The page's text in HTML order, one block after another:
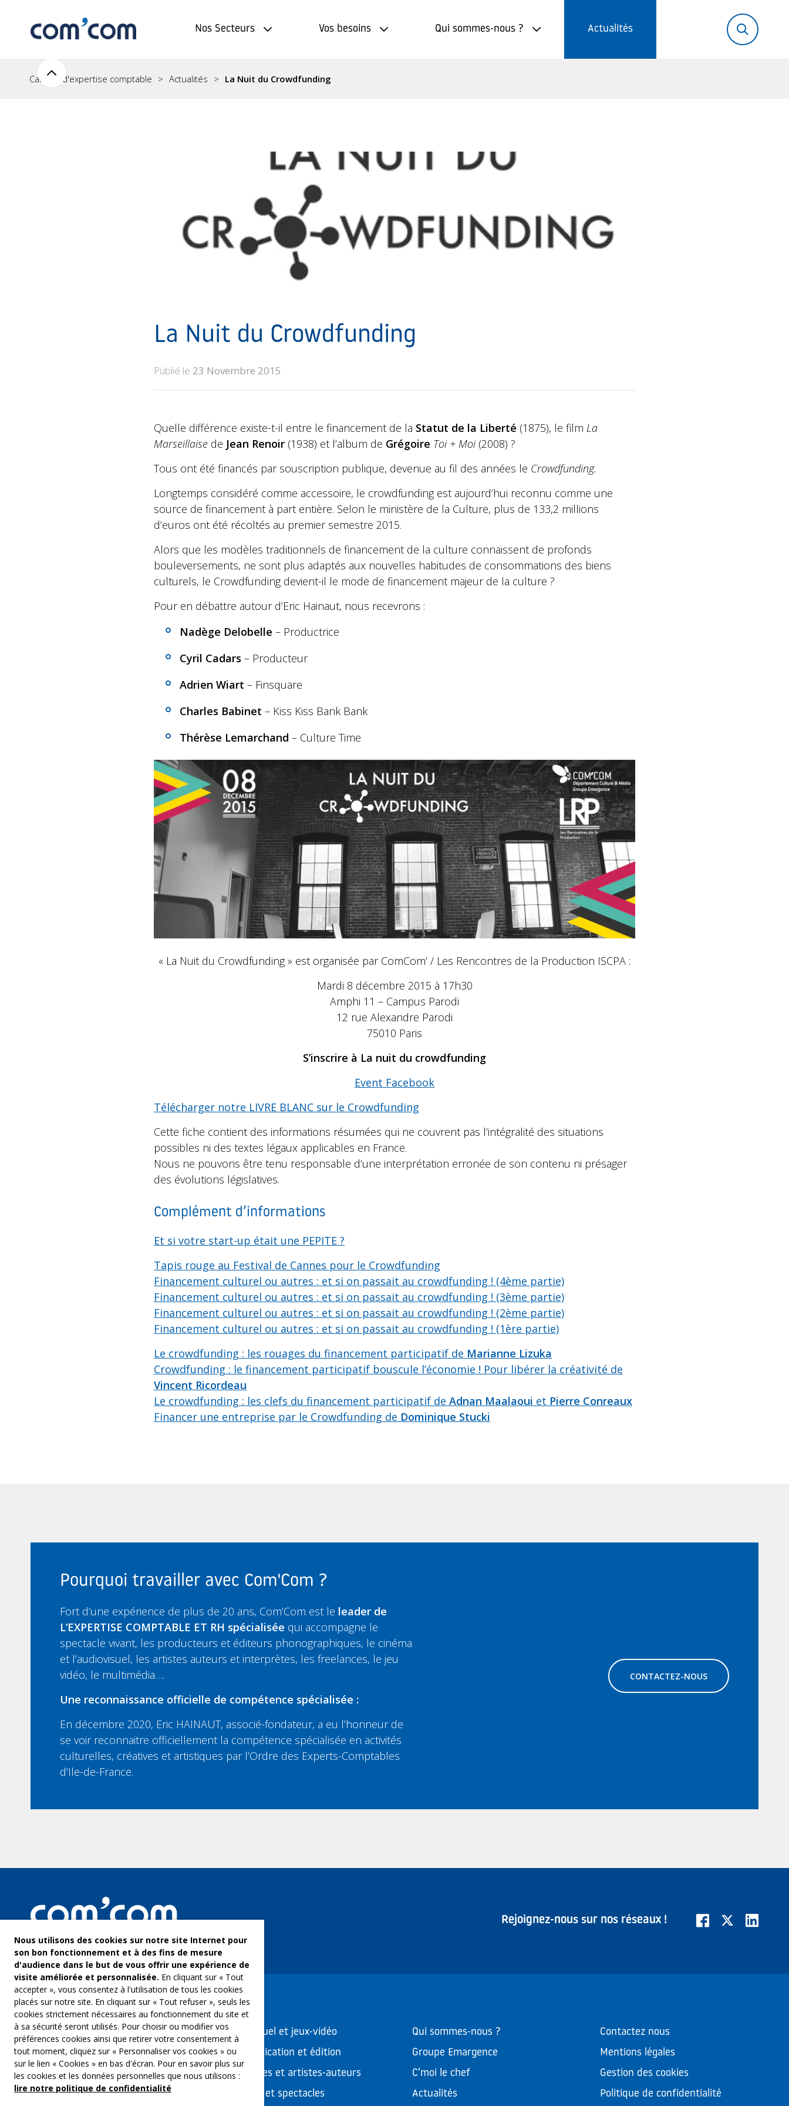
Nos Secteurs Vos besoins Qui sommes-nous ? Actualités
Rechercher:
Cabinet d'expertise comptable Actualités La Nuit du Crowdfunding
La Nuit du Crowdfunding
Publié le 23 Novembre 2015
Quelle différence existe-t-il entre le financement de la Statut de la Liberté (1875), le film La
Marseillaise de Jean Renoir (1938) et l’album de Grégoire Toi + Moi(2008) ?
Tous ont été financés par souscription publique, devenue au fil des années le Crowdfunding.
Longtemps considéré comme accessoire, le crowdfunding est aujourd’hui reconnu comme une
source de financement à part entière. Selon le ministère de la Culture, plus de 133,2 millions
d’euros ont été récoltés au premier semestre 2015.
Alors que les modèles traditionnels de financement de la culture connaissent de profonds
bouleversements, ne sont plus adaptés aux nouvelles habitudes de consommations des biens
culturels, le Crowdfunding devient-il le mode de financement majeur de la culture ?
Pour en débattre autour d’Eric Hainaut, nous recevrons :
Nadège Delobelle – Productrice
Cyril Cadars – Producteur
Adrien Wiart – Finsquare
Charles Babinet – Kiss Kiss Bank Bank
Thérèse Lemarchand – Culture Time
« La Nuit du Crowdfunding » est organisée par ComCom’ / Les Rencontres de la Production ISCPA :
Mardi 8 décembre 2015 à 17h30
Amphi 11 – Campus Parodi
12 rue Alexandre Parodi
75010 Paris
S’inscrire à La nuit du crowdfunding
Event Facebook
Télécharger notre LIVRE BLANC sur le Crowdfunding
Cette fiche contient des informations résumées qui ne couvrent pas l’intégralité des situations
possibles ni des textes légaux applicables en France.
Nous ne pouvons être tenu responsable d’une interprétation erronée de son contenu ni présager
des évolutions législatives.
Complément d’informations
Et si votre start-up était une PEPITE ?
Tapis rouge au Festival de Cannes pour le Crowdfunding
Financement culturel ou autres : et si on passait au crowdfunding ! (4ème partie)
Financement culturel ou autres : et si on passait au crowdfunding ! (3ème partie)
Financement culturel ou autres : et si on passait au crowdfunding ! (2ème partie)
Financement culturel ou autres : et si on passait au crowdfunding ! (1ère partie)
Le crowdfunding : les rouages du financement participatif de Marianne Lizuka
Crowdfunding : le financement participatif bouscule l’économie ! Pour libérer la créativité de
Vincent Ricordeau
Le crowdfunding : les clefs du financement participatif de Adnan Maalaoui et Pierre Conreaux
Financer une entreprise par le Crowdfunding de Dominique Stucki
Pourquoi travailler avec Com'Com ?
Fort d’une expérience de plus de 20 ans, Com’Com est le leader de
L’EXPERTISE COMPTABLE ET RH spécialisée qui accompagne le
spectacle vivant, les producteurs et éditeurs phonographiques, le cinéma
et l’audiovisuel, les artistes auteurs et interprètes, les freelances, le jeu
vidéo, le multimédia….
Une reconnaissance officielle de compétence spécialisée :
En décembre 2020, Eric HAINAUT, associé-fondateur, a eu l’honneur de
se voir reconnaitre officiellement la compétence spécialisée en activités
culturelles, créatives et artistiques par l’Ordre des Experts-Comptables
d’Ile-de-France.
CONTACTEZ-NOUS
Rejoignez-nous sur nos réseaux !
COM’COM
Groupe Emargence
141 avenue de Wagram
75017 Paris
Tél. :01 53 19 00 00
Audiovisuel et jeux-vidéo
Communication et édition
Freelances et artistes-auteurs
Musique et spectacles
Qui sommes-nous ?
Groupe Emargence
C’moi le chef
Actualités
Contactez nous
Mentions légales
Gestion des cookies
Politique de confidentialité
Nous utilisons des cookies sur notre site Internet pour
son bon fonctionnement et à des fins de mesure
d'audience dans le but de vous offrir une expérience de
visite améliorée et personnalisée. En cliquant sur « Tout
accepter », vous consentez à l'utilisation de tous les cookies
placés sur notre site. En cliquant sur « Tout refuser », seuls les
cookies strictement nécessaires au fonctionnement du site et
à sa sécurité seront utilisés. Pour choisir ou modifier vos
préférences cookies ainsi que retirer votre consentement à
tout moment, cliquez sur « Personnaliser vos cookies » ou
sur le lien « Cookies » en bas d'écran. Pour en savoir plus sur
les cookies et les données personnelles que nous utilisons :
lire notre politique de confidentialité